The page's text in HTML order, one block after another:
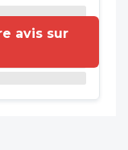
avis sur